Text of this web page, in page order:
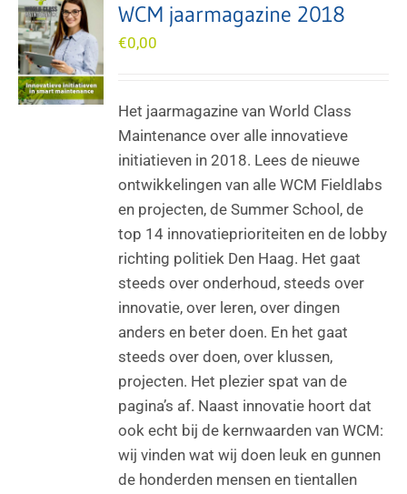
WCM jaarmagazine 2018
€0,00
Het jaarmagazine van World Class
Maintenance over alle innovatieve
initiatieven in 2018. Lees de nieuwe
ontwikkelingen van alle WCM Fieldlabs
en projecten, de Summer School, de
top 14 innovatieprioriteiten en de lobby
richting politiek Den Haag. Het gaat
steeds over onderhoud, steeds over
innovatie, over leren, over dingen
anders en beter doen. En het gaat
steeds over doen, over klussen,
projecten. Het plezier spat van de
pagina’s af. Naast innovatie hoort dat
ook echt bij de kernwaarden van WCM:
wij vinden wat wij doen leuk en gunnen
de honderden mensen en tientallen